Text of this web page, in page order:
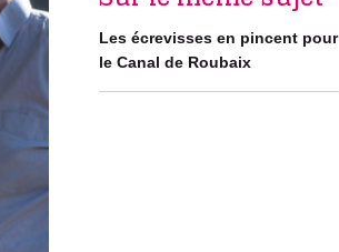
Les écrevisses en pincent pour
le Canal de Roubaix